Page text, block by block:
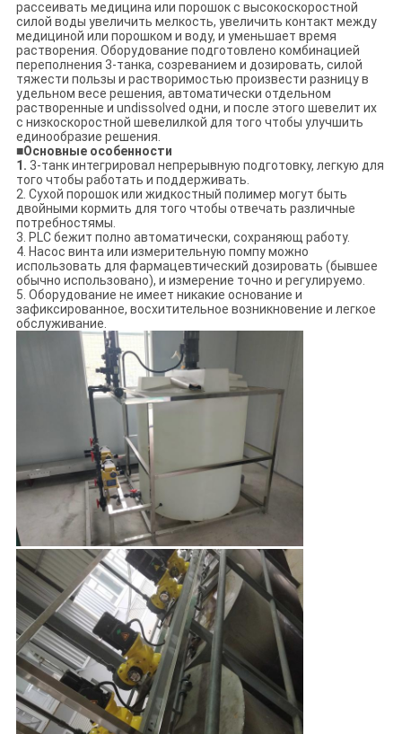
рассеивать медицина или порошок с высокоскоростной
силой воды увеличить мелкость, увеличить контакт между
медициной или порошком и воду, и уменьшает время
растворения. Оборудование подготовлено комбинацией
переполнения 3-танка, созреванием и дозировать, силой
тяжести пользы и растворимостью произвести разницу в
удельном весе решения, автоматически отдельном
растворенные и undissolved одни, и после этого шевелит их
с низкоскоростной шевелилкой для того чтобы улучшить
единообразие решения.
■Основные особенности
1. 3-танк интегрировал непрерывную подготовку, легкую для
того чтобы работать и поддерживать.
2. Сухой порошок или жидкостный полимер могут быть
двойными кормить для того чтобы отвечать различные
потребностямы.
3. PLC бежит полно автоматически, сохраняющ работу.
4. Насос винта или измерительную помпу можно
использовать для фармацевтический дозировать (бывшее
обычно использовано), и измерение точно и регулируемо.
5. Оборудование не имеет никакие основание и
зафиксированное, восхитительное возникновение и легкое
обслуживание.